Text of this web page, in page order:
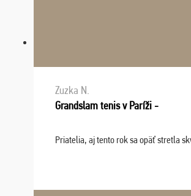
Zuzka N.
Grandslam tenis v Paríži -
Priatelia, aj tento rok sa opäť stretla